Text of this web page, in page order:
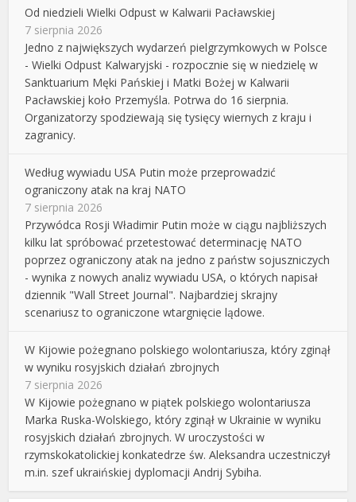
Od niedzieli Wielki Odpust w Kalwarii Pacławskiej
7 sierpnia 2026
Jedno z największych wydarzeń pielgrzymkowych w Polsce
- Wielki Odpust Kalwaryjski - rozpocznie się w niedzielę w
Sanktuarium Męki Pańskiej i Matki Bożej w Kalwarii
Pacławskiej koło Przemyśla. Potrwa do 16 sierpnia.
Organizatorzy spodziewają się tysięcy wiernych z kraju i
zagranicy.
Według wywiadu USA Putin może przeprowadzić
ograniczony atak na kraj NATO
7 sierpnia 2026
Przywódca Rosji Władimir Putin może w ciągu najbliższych
kilku lat spróbować przetestować determinację NATO
poprzez ograniczony atak na jedno z państw sojuszniczych
- wynika z nowych analiz wywiadu USA, o których napisał
dziennik "Wall Street Journal". Najbardziej skrajny
scenariusz to ograniczone wtargnięcie lądowe.
W Kijowie pożegnano polskiego wolontariusza, który zginął
w wyniku rosyjskich działań zbrojnych
7 sierpnia 2026
W Kijowie pożegnano w piątek polskiego wolontariusza
Marka Ruska-Wolskiego, który zginął w Ukrainie w wyniku
rosyjskich działań zbrojnych. W uroczystości w
rzymskokatolickiej konkatedrze św. Aleksandra uczestniczył
m.in. szef ukraińskiej dyplomacji Andrij Sybiha.